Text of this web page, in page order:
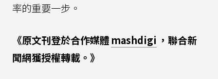
率的重要一步。
《原文刊登於合作媒體 mashdigi ，聯合新
聞網獲授權轉載。》